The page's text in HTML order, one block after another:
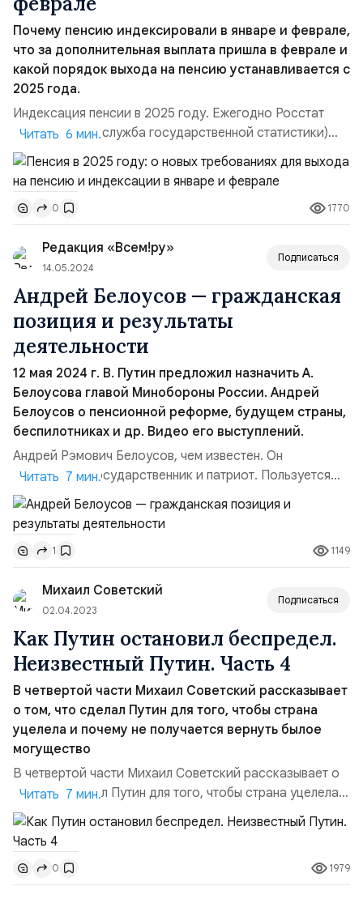
Почему пенсию индексировали в январе и феврале,
что за дополнительная выплата пришла в феврале и
какой порядок выхода на пенсию устанавливается с
2025 года.
Индексация пенсии в 2025 году. Ежегодно Росстат
(Федеральная служба государственной статистики)
рассчитывает официальную инфляцию, для чего
вычисляет разницу между стоимостью
потребительской корзины в прошлом и текущем
периоде. Для компенсации роста цен правительство
ежегодно индексирует социальные выплаты, зарплаты
бюджетникам и пенсии нетрудоспо...
Читать 6 мин.
0 1770
Редакция «Всем!ру»
14.05.2024
Подписаться
Андрей Белоусов — гражданская
позиция и результаты
деятельности
12 мая 2024 г. В. Путин предложил назначить А.
Белоусова главой Минобороны России. Андрей
Белоусов о пенсионной реформе, будущем страны,
беспилотниках и др. Видео его выступлений.
Андрей Рэмович Белоусов, чем известен. Он
безусловно, государственник и патриот. Пользуется
личным доверием Владимира Путина. Первый раз
широкие народные массы услышали о нем во время
обсуждения повышения пенсионного возраста,
который навязал России МВФ.Пенсионная реформа.
Андрей Белоусов был единственным членом
правительства России, который выступил пр...
Читать 7 мин.
1 1149
Михаил Советский
02.04.2023
Подписаться
Как Путин остановил беспредел.
Неизвестный Путин. Часть 4
В четвертой части Михаил Советский рассказывает
о том, что сделал Путин для того, чтобы страна
уцелела и почему не получается вернуть былое
могущество
В четвертой части Михаил Советский рассказывает о
том, что сделал Путин для того, чтобы страна уцелела и
почему пока не получается вернуть былое могущество.
Друзья, продолжаю публиковать серию статей на
основе моего видео «Путин, о котором никто не знает»
(см.Часть 1). Т.к. видео очень длинное, чтобы не
утомлять вас длинным текстом, решил разбить его на...
Читать 7 мин.
0 1979